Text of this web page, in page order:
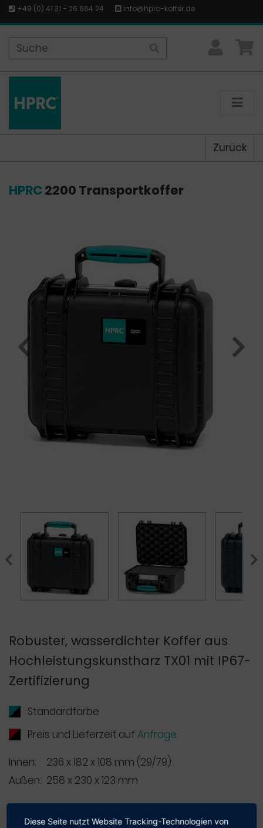
+49 (0) 41 31 - 26 664 24 info@hprc-koffer.de
Zurück
HPRC 2200 Transportkoffer
Previous
Robuster, wasserdichter Koffer aus
Hochleistungskunstharz TX01 mit IP67-
Zertifizierung
Standardfarbe
Preis und Lieferzeit auf Anfrage
Innen:
236 x 182 x 108 mm (29/79)
Außen: 258 x 230 x 123 mm
Wählen Sie eine Variante:
Diese Seite nutzt Website Tracking-Technologien von